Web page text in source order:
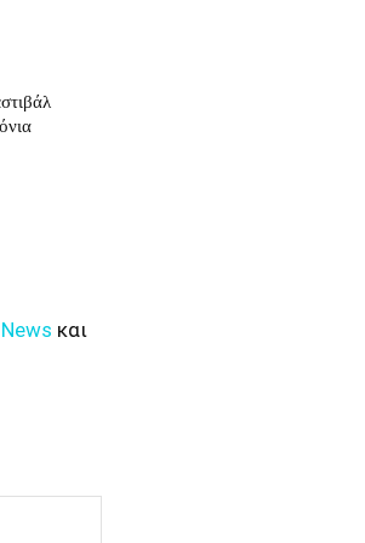
και